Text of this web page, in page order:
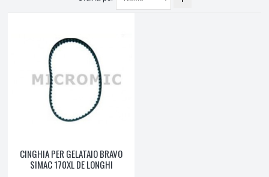
Piccoli Elettrodomestici
Ricambi Piccolo Elettrodomestico
Ferro da stiro
Pompe Vapore Ferri da stiro
CINGHIA PER GELATAIO BRAVO
SIMAC 170XL DE LONGHI